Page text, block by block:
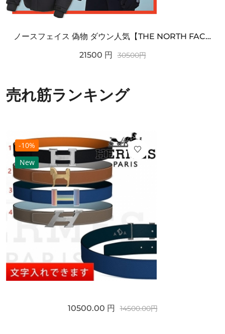
ノースフェイス 偽物 ダウン人気【THE NORTH FACE】M'S 7 SUMMIT HIM...
21500 円 30500円
売れ筋ランキング
-10%
New
10500.00 円 14500.00円